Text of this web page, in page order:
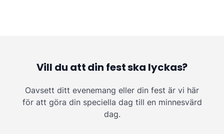
Vill du att din fest ska lyckas?
Oavsett ditt evenemang eller din fest är vi här
för att göra din speciella dag till en minnesvärd
dag.